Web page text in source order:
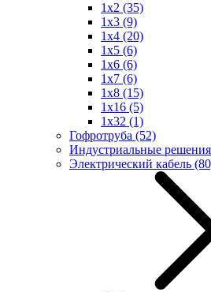
1x2 (35)
1x3 (9)
1x4 (20)
1x5 (6)
1x6 (6)
1x7 (6)
1x8 (15)
1x16 (5)
1x32 (1)
Гофротруба (52)
Индустриальные решения
Электрический кабель